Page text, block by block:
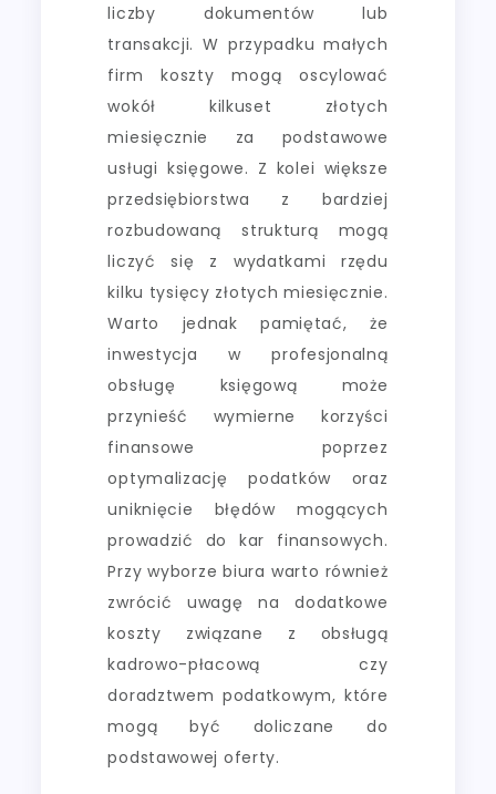
liczby dokumentów lub
transakcji. W przypadku małych
firm koszty mogą oscylować
wokół kilkuset złotych
miesięcznie za podstawowe
usługi księgowe. Z kolei większe
przedsiębiorstwa z bardziej
rozbudowaną strukturą mogą
liczyć się z wydatkami rzędu
kilku tysięcy złotych miesięcznie.
Warto jednak pamiętać, że
inwestycja w profesjonalną
obsługę księgową może
przynieść wymierne korzyści
finansowe poprzez
optymalizację podatków oraz
uniknięcie błędów mogących
prowadzić do kar finansowych.
Przy wyborze biura warto również
zwrócić uwagę na dodatkowe
koszty związane z obsługą
kadrowo-płacową czy
doradztwem podatkowym, które
mogą być doliczane do
podstawowej oferty.